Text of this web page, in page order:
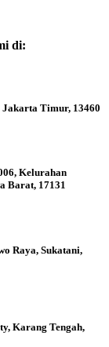
di:
Jakarta Timur, 13460
Kelurahan
Barat, 17131
Raya, Sukatani,
Karang Tengah,